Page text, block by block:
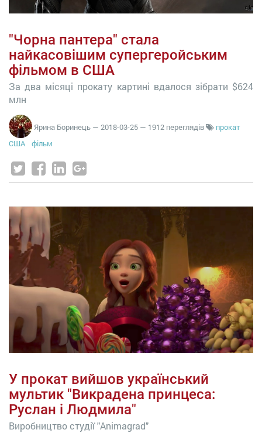
"Чорна пантера" стала
найкасовішим супергеройським
фільмом в США
За два місяці прокату картині вдалося зібрати $624
млн
Ярина Боринець — 2018-03-25 — 1912 переглядів
прокат
США
фільм
У прокат вийшов український
мультик "Викрадена принцеса:
Руслан і Людмила"
Виробництво студії "Animagrad"